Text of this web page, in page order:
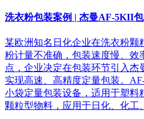
洗衣粉包装案例 | 杰曼AF-5KII
某欧洲知名日化企业在洗衣粉颗
粉计量不准确，包装速度慢、效
点，企业决定在包装环节引入杰
实现高速、高精度定量包装。
小袋定量包装设备，适用于塑料
颗粒型物料，应用于日化、化工